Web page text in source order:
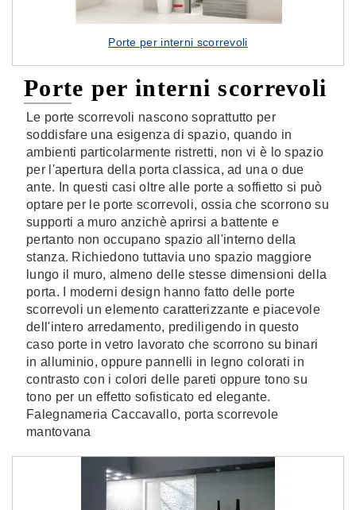
Porte per interni scorrevoli
Porte per interni scorrevoli
Le porte scorrevoli nascono soprattutto per
soddisfare una esigenza di spazio, quando in
ambienti particolarmente ristretti, non vi è lo spazio
per l'apertura della porta classica, ad una o due
ante. In questi casi oltre alle porte a soffietto si può
optare per le porte scorrevoli, ossia che scorrono su
supporti a muro anzichè aprirsi a battente e
pertanto non occupano spazio all'interno della
stanza. Richiedono tuttavia uno spazio maggiore
lungo il muro, almeno delle stesse dimensioni della
porta. I moderni design hanno fatto delle porte
scorrevoli un elemento caratterizzante e piacevole
dell'intero arredamento, prediligendo in questo
caso porte in vetro lavorato che scorrono su binari
in alluminio, oppure pannelli in legno colorati in
contrasto con i colori delle pareti oppure tono su
tono per un effetto sofisticato ed elegante.
Falegnameria Caccavallo, porta scorrevole
mantovana